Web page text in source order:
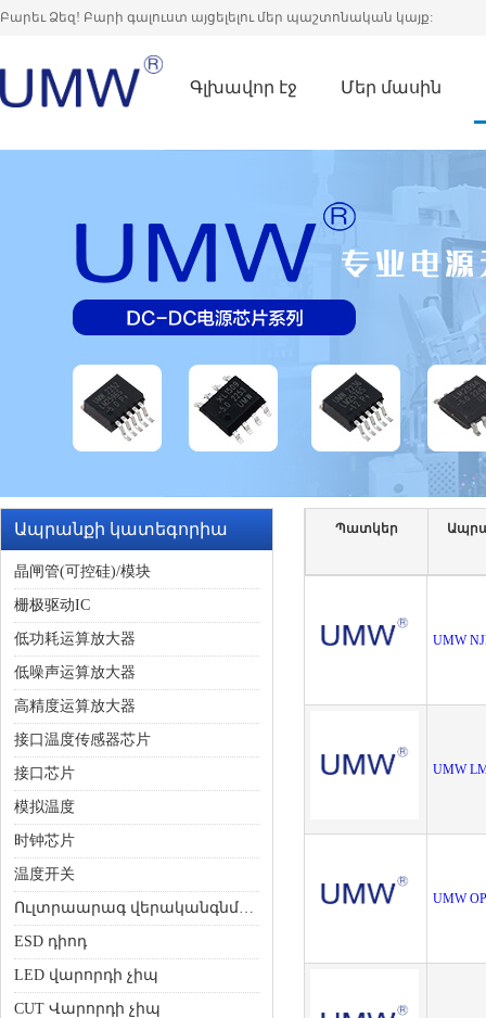
Բարեւ Ձեզ! Բարի գալուստ այցելելու մեր պաշտոնական կայք:
Գլխավոր էջ Մեր մասին
Ապրանքի կատեգորիա
晶闸管(可控硅)/模块
栅极驱动IC
低功耗运算放大器
低噪声运算放大器
高精度运算放大器
接口温度传感器芯片
接口芯片
模拟温度
时钟芯片
温度开关
Ուլտրաարագ վերականգնման դիոդ
ESD դիոդ
LED վարորդի չիպ
CUT Վարորդի չիպ
Պատկեր
UMW
UMW
UMW